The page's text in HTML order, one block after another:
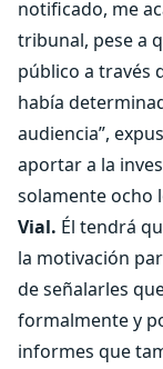
notificado, me
tribunal, pese a
público a través
había
audiencia”,
aportar a la
solamente ocho
Vial. Él tendrá
la motivación
de señalarles
formalmente y
informes que